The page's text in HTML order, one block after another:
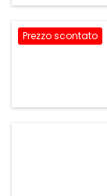
Prezzo scontato